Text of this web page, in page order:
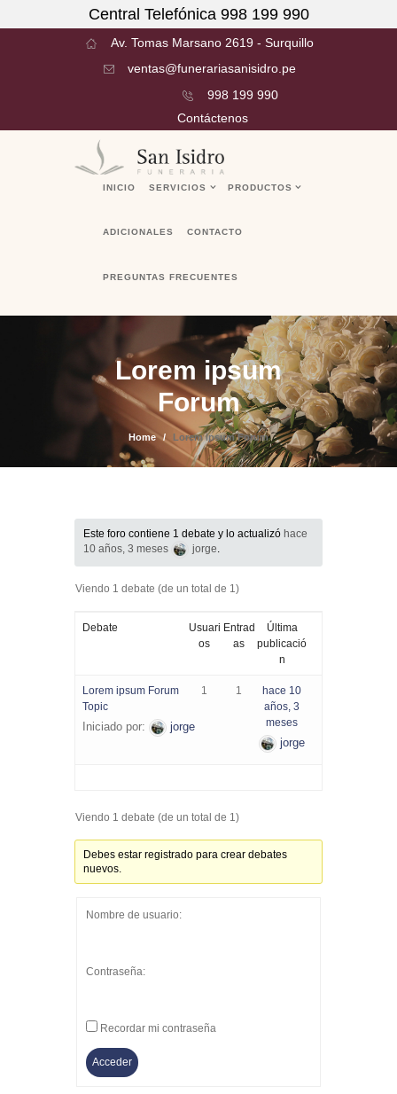
Central Telefónica 998 199 990
Av. Tomas Marsano 2619 - Surquillo
ventas@funerariasanisidro.pe
998 199 990
Contáctenos
INICIO SERVICIOS PRODUCTOS
ADICIONALES CONTACTO
PREGUNTAS FRECUENTES
Lorem ipsum
Forum
Home Lorem ipsum Forum
Este foro contiene 1 debate y lo actualizó hace
10 años, 3 meses
jorge.
Viendo 1 debate (de un total de 1)
Debate
Usuari
os
Entrad
as
Última
publicació
n
Lorem ipsum Forum
Topic
Iniciado por: jorge
1 1
hace 10
años, 3
meses
jorge
Viendo 1 debate (de un total de 1)
Debes estar registrado para crear debates
nuevos.
Nombre de usuario:
Contraseña:
Recordar mi contraseña
Acceder